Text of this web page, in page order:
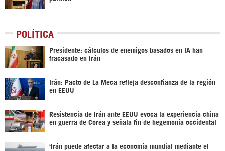
POLÍTICA
Presidente: cálculos de enemigos basados en IA han
fracasado en Irán
Irán: Pacto de La Meca refleja desconfianza de la región
en EEUU
Resistencia de Irán ante EEUU evoca la experiencia china
en guerra de Corea y señala fin de hegemonía occidental
‘Irán puede afectar a la economía mundial mediante el